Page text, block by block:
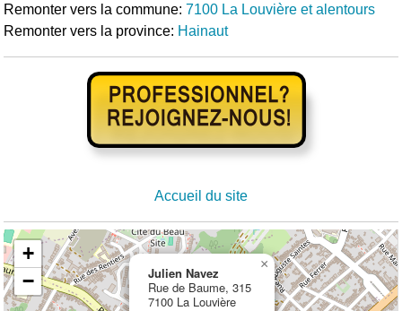
Remonter vers la commune:7100 La Louvière et alentours
Remonter vers la province: Hainaut
Accueil du site
Julien Navez
Rue de Baume, 315
7100 La Louvière
×
+
−